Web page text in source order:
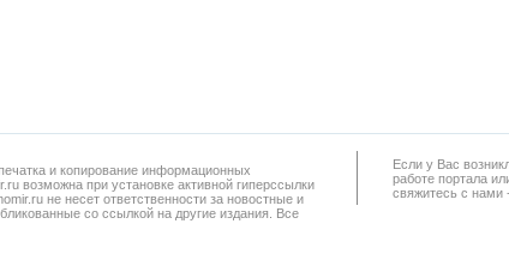
и копирование информационных
возможна при установке активной гиперссылки
не несет ответственности за новостные и
со ссылкой на другие издания. Все
Если у Вас
работe портала
свяжитесь с нами